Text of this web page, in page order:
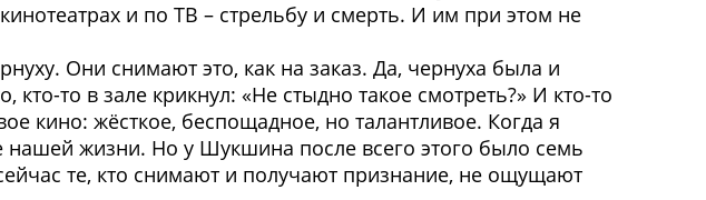
и по ТВ – стрельбу и смерть. И им при этом не
Они снимают это, как на заказ. Да, чернуха была и
то в зале крикнул: «Не стыдно такое смотреть?» И кто-то
кино: жёсткое, беспощадное, но талантливое. Когда я
жизни. Но у Шукшина после всего этого было семь
те, кто снимают и получают признание, не ощущают